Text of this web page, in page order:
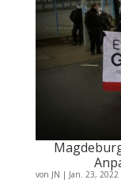
von JN | Jan. 23, 2022